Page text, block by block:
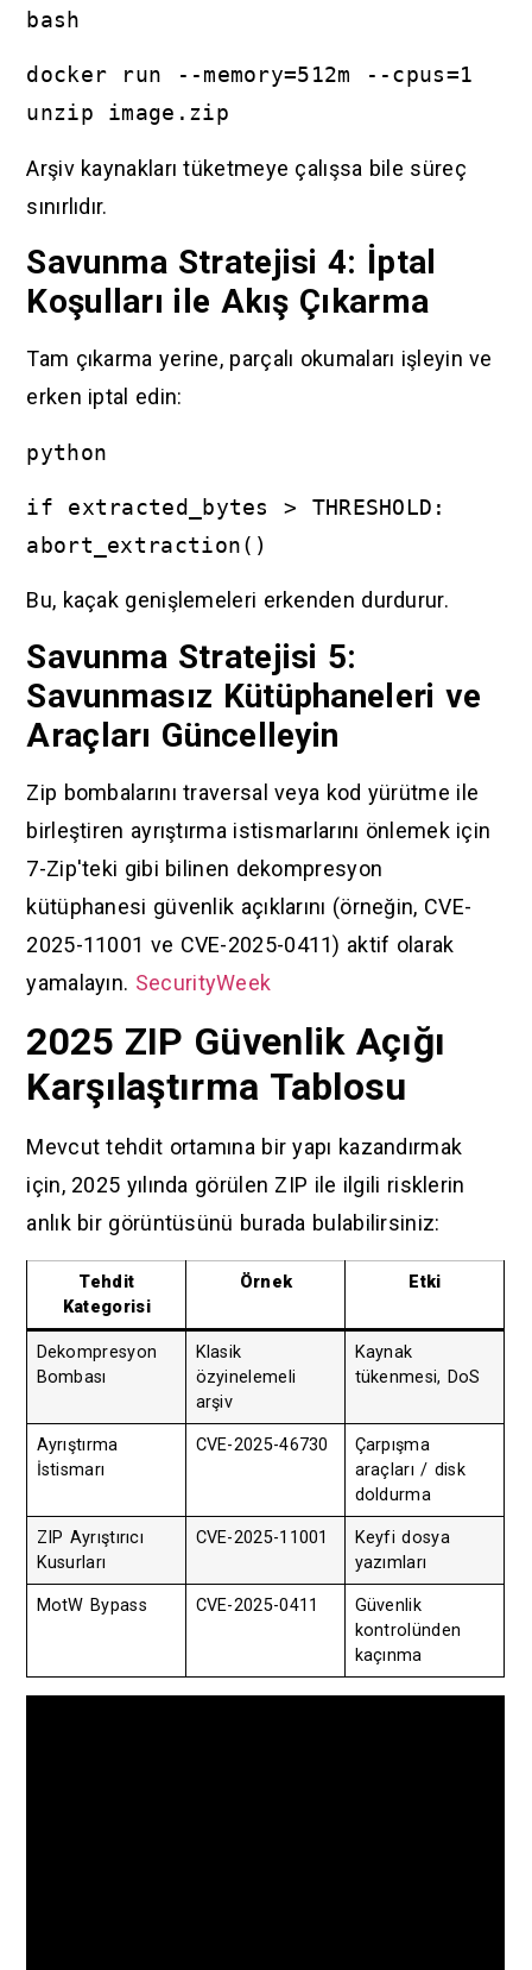
bash
docker run --memory=512m --cpus=1
unzip image.zip
Arşiv kaynakları tüketmeye çalışsa bile süreç
sınırlıdır.
Savunma Stratejisi 4: İptal
Koşulları ile Akış Çıkarma
Tam çıkarma yerine, parçalı okumaları işleyin ve
erken iptal edin:
python
if extracted_bytes > THRESHOLD:
abort_extraction()
Bu, kaçak genişlemeleri erkenden durdurur.
Savunma Stratejisi 5:
Savunmasız Kütüphaneleri ve
Araçları Güncelleyin
Zip bombalarını traversal veya kod yürütme ile
birleştiren ayrıştırma istismarlarını önlemek için
7-Zip'teki gibi bilinen dekompresyon
kütüphanesi güvenlik açıklarını (örneğin, CVE-
2025-11001 ve CVE-2025-0411) aktif olarak
yamalayın. SecurityWeek
2025 ZIP Güvenlik Açığı
Karşılaştırma Tablosu
Mevcut tehdit ortamına bir yapı kazandırmak
için, 2025 yılında görülen ZIP ile ilgili risklerin
anlık bir görüntüsünü burada bulabilirsiniz:
Tehdit
Kategorisi
Örnek Etki
Dekompresyon
Bombası
Klasik
özyinelemeli
arşiv
Kaynak
tükenmesi, DoS
Ayrıştırma
İstismarı
CVE-2025-46730
Çarpışma
araçları / disk
doldurma
ZIP Ayrıştırıcı
Kusurları
CVE-2025-11001
Keyfi dosya
yazımları
MotW Bypass CVE-2025-0411
Güvenlik
kontrolünden
kaçınma